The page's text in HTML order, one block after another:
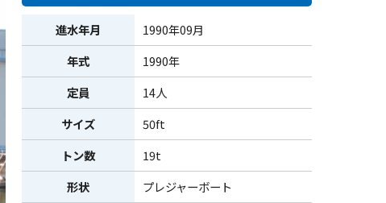
進水年月
1990年09月
年式
1990年
定員
14人
サイズ
50ft
トン数
19t
形状
プレジャーボート